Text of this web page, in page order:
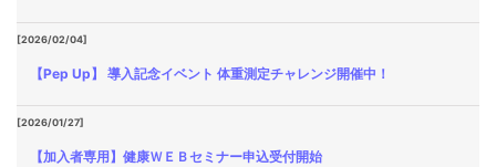
[2026/02/04]
【Pep Up】 導入記念イベント 体重測定チャレンジ開催中！
[2026/01/27]
【加入者専用】健康ＷＥＢセミナー申込受付開始